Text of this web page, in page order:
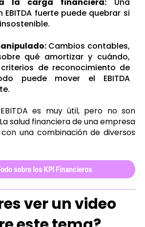
la carga financiera: Una
EBITDA fuerte puede quebrar si
Cambios contables,
qué amortizar y cuándo,
de reconocimiento de
puede mover el EBITDA
es muy útil, pero no son
salud financiera de una empresa
una combinación de diversos
ver un video